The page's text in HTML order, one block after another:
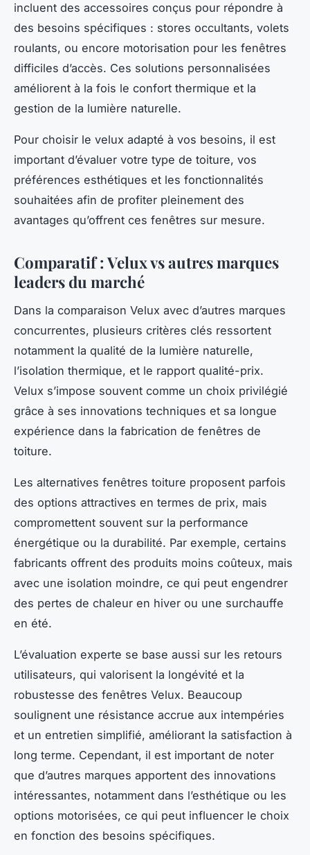
incluent des accessoires conçus pour répondre à
des besoins spécifiques : stores occultants, volets
roulants, ou encore motorisation pour les fenêtres
difficiles d’accès. Ces solutions personnalisées
améliorent à la fois le confort thermique et la
gestion de la lumière naturelle.
Pour choisir le velux adapté à vos besoins, il est
important d’évaluer votre type de toiture, vos
préférences esthétiques et les fonctionnalités
souhaitées afin de profiter pleinement des
avantages qu’offrent ces fenêtres sur mesure.
Comparatif : Velux vs autres marques
leaders du marché
Dans la comparaison Velux avec d’autres marques
concurrentes, plusieurs critères clés ressortent
notamment la qualité de la lumière naturelle,
l’isolation thermique, et le rapport qualité-prix.
Velux s’impose souvent comme un choix privilégié
grâce à ses innovations techniques et sa longue
expérience dans la fabrication de fenêtres de
toiture.
Les alternatives fenêtres toiture proposent parfois
des options attractives en termes de prix, mais
compromettent souvent sur la performance
énergétique ou la durabilité. Par exemple, certains
fabricants offrent des produits moins coûteux, mais
avec une isolation moindre, ce qui peut engendrer
des pertes de chaleur en hiver ou une surchauffe
en été.
L’évaluation experte se base aussi sur les retours
utilisateurs, qui valorisent la longévité et la
robustesse des fenêtres Velux. Beaucoup
soulignent une résistance accrue aux intempéries
et un entretien simplifié, améliorant la satisfaction à
long terme. Cependant, il est important de noter
que d’autres marques apportent des innovations
intéressantes, notamment dans l’esthétique ou les
options motorisées, ce qui peut influencer le choix
en fonction des besoins spécifiques.